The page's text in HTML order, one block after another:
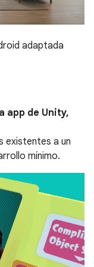
adaptada
app de Unity,
existentes a un
mínimo.